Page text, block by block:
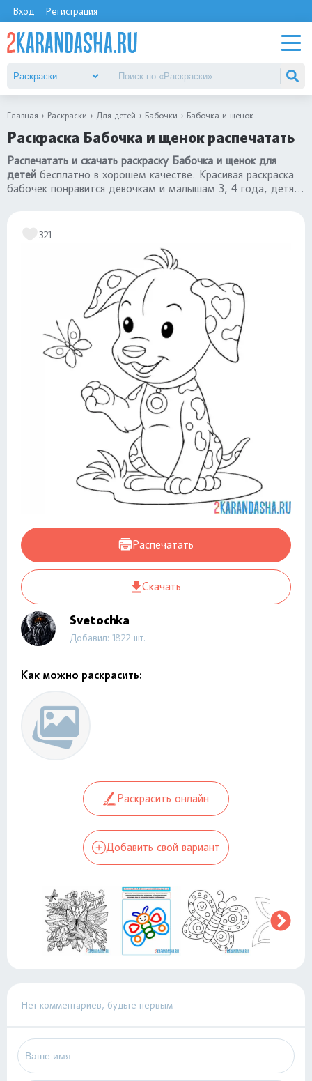
Вход Регистрация
Главная Раскраски Для детей Бабочки Бабочка и щенок
Раскраска Бабочка и щенок распечатать
Распечатать и скачать раскраску Бабочка и щенок для
детей бесплатно в хорошем качестве. Красивая раскраска
бабочек понравится девочкам и малышам 3, 4 года, детям
321
Распечатать
Скачать
Svetochka
Добавил: 1822 шт.
Как можно раскрасить:
Раскрасить онлайн
Добавить свой вариант
Нет комментариев, будьте первым